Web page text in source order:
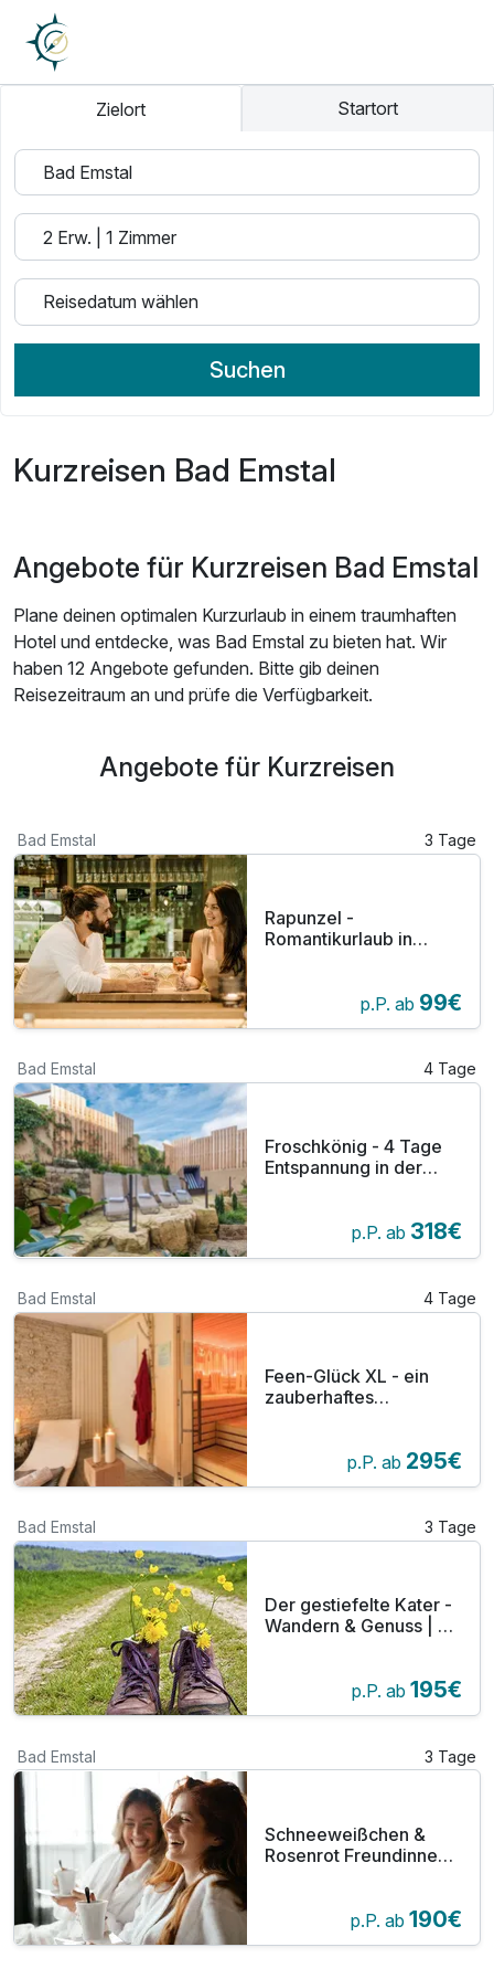
Zielort Startort
Suchen
Kurzreisen Bad Emstal
Angebote für Kurzreisen Bad Emstal
Plane deinen optimalen Kurzurlaub in einem traumhaften
Hotel und entdecke, was Bad Emstal zu bieten hat. Wir
haben 12 Angebote gefunden. Bitte gib deinen
Reisezeitraum an und prüfe die Verfügbarkeit.
Angebote für Kurzreisen
Bad Emstal 3 Tage
Rapunzel -
Romantikurlaub in
p.P. ab 99€
Bad Emstal 4 Tage
Froschkönig - 4 Tage
Entspannung in der
p.P. ab 318€
Bad Emstal 4 Tage
Feen-Glück XL - ein
zauberhaftes
p.P. ab 295€
Bad Emstal 3 Tage
Der gestiefelte Kater -
Wandern & Genuss | 3
p.P. ab 195€
Bad Emstal 3 Tage
Schneeweißchen &
Rosenrot Freundinnen
Badehaus | 3 Tage
p.P. ab 190€